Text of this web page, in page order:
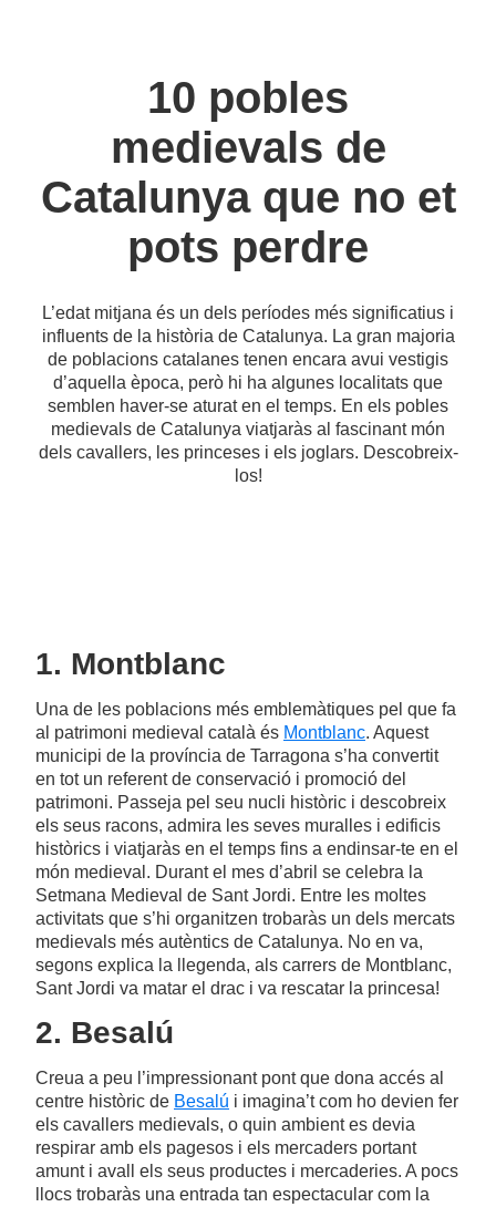
10 pobles
medievals de
Catalunya que no et
pots perdre
L’edat mitjana és un dels períodes més significatius i
influents de la història de Catalunya. La gran majoria
de poblacions catalanes tenen encara avui vestigis
d’aquella època, però hi ha algunes localitats que
semblen haver-se aturat en el temps. En els pobles
medievals de Catalunya viatjaràs al fascinant món
dels cavallers, les princeses i els joglars. Descobreix-
los!
1. Montblanc
Una de les poblacions més emblemàtiques pel que fa
al patrimoni medieval català és Montblanc. Aquest
municipi de la província de Tarragona s’ha convertit
en tot un referent de conservació i promoció del
patrimoni. Passeja pel seu nucli històric i descobreix
els seus racons, admira les seves muralles i edificis
històrics i viatjaràs en el temps fins a endinsar-te en el
món medieval. Durant el mes d’abril se celebra la
Setmana Medieval de Sant Jordi. Entre les moltes
activitats que s’hi organitzen trobaràs un dels mercats
medievals més autèntics de Catalunya. No en va,
segons explica la llegenda, als carrers de Montblanc,
Sant Jordi va matar el drac i va rescatar la princesa!
2. Besalú
Creua a peu l’impressionant pont que dona accés al
centre històric de Besalú i imagina’t com ho devien fer
els cavallers medievals, o quin ambient es devia
respirar amb els pagesos i els mercaders portant
amunt i avall els seus productes i mercaderies. A pocs
llocs trobaràs una entrada tan espectacular com la